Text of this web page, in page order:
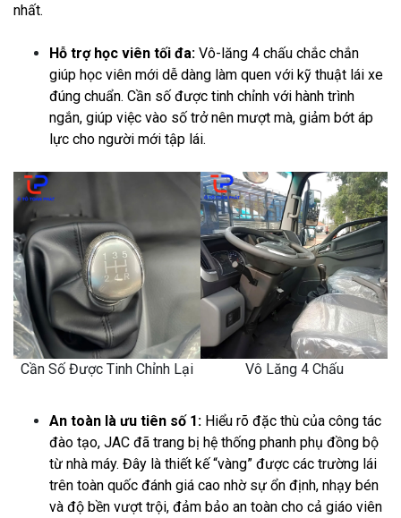
nhất.
Hỗ trợ học viên tối đa: Vô-lăng 4 chấu chắc chắn
giúp học viên mới dễ dàng làm quen với kỹ thuật lái xe
đúng chuẩn. Cần số được tinh chỉnh với hành trình
ngắn, giúp việc vào số trở nên mượt mà, giảm bớt áp
lực cho người mới tập lái.
Cần Số Được Tinh Chỉnh Lại Vô Lăng 4 Chấu
An toàn là ưu tiên số 1: Hiểu rõ đặc thù của công tác
đào tạo, JAC đã trang bị hệ thống phanh phụ đồng bộ
từ nhà máy. Đây là thiết kế “vàng” được các trường lái
trên toàn quốc đánh giá cao nhờ sự ổn định, nhạy bén
và độ bền vượt trội, đảm bảo an toàn cho cả giáo viên